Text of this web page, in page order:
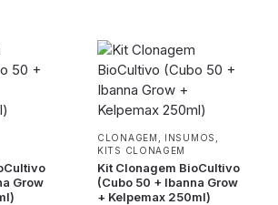
Grow
CLONAGEM INSUMOS
KITS CLONAGEM
Kit Clonagem BioCultivo
(Cubo 50 + Ibanna Grow
+ Kelpemax 250ml)